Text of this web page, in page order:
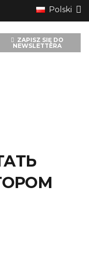
Polski
ZAPISZ SIĘ DO
NEWSLETTERA